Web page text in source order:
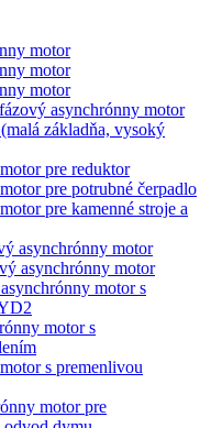
motor
motor
motor
asynchrónny motor
základňa, vysoký
pre reduktor
pre potrubné čerpadlo
pre kamenné stroje a
asynchrónny motor
asynchrónny motor
motor s
motor s
s premenlivou
motor pre